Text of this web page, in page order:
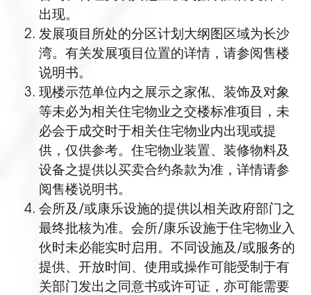
出现。
发展项目所处的分区计划大纲图区域为长沙
湾。有关发展项目位置的详情，请参阅售楼
说明书。
现楼示范单位内之展示之家俬、装饰及对象
等未必为相关住宅物业之交楼标准项目，未
必会于成交时于相关住宅物业内出现或提
供，仅供参考。住宅物业装置、装修物料及
设备之提供以买卖合约条款为准，详情请参
阅售楼说明书。
会所及/或康乐设施的提供以相关政府部门之
最终批核为准。会所/康乐设施于住宅物业入
伙时未必能实时启用。不同设施及/或服务的
提供、开放时间、使用或操作可能受制于有
关部门发出之同意书或许可证，亦可能需要